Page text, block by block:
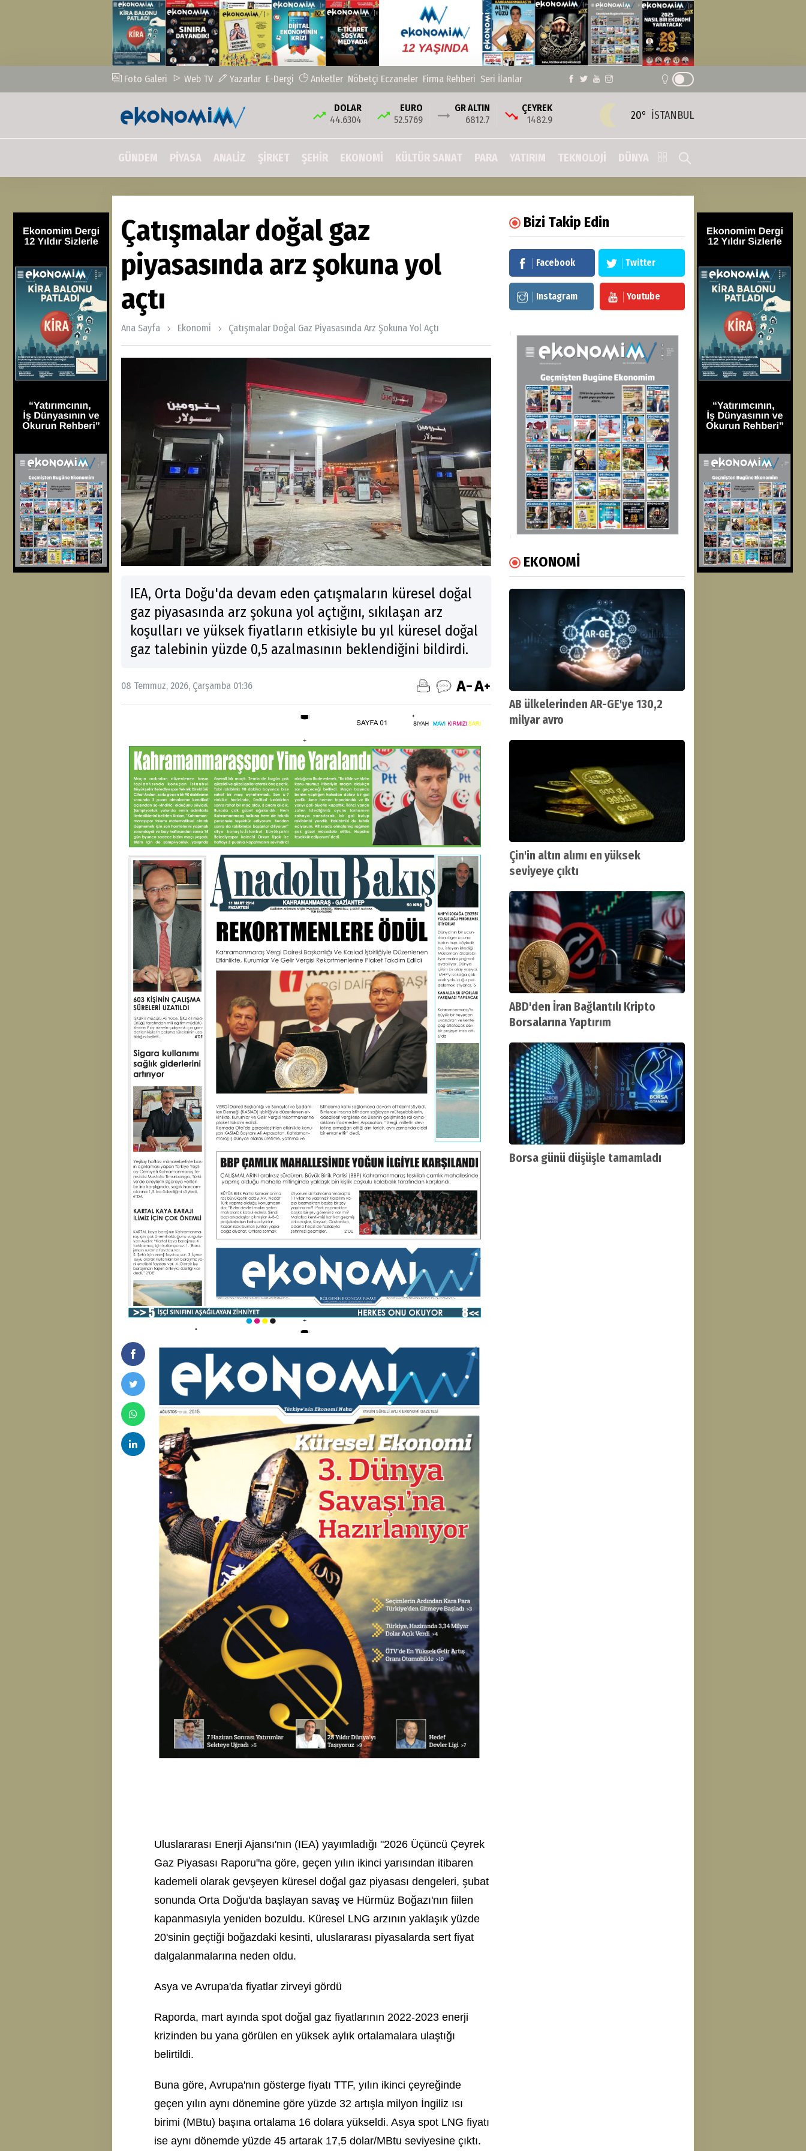
Foto Galeri Web TV Yazarlar E-Dergi Anketler Nöbetçi Eczaneler Firma Rehberi Seri İlanlar
DOLAR
44.6304
EURO
52.5769
GR ALTIN
6812.7
ÇEYREK
1482.9
20° İSTANBUL
GÜNDEM PİYASA ANALİZ ŞİRKET ŞEHIR EKONOMİ KÜLTÜR SANAT PARA YATIRIM TEKNOLOJİ DÜNYA
Çatışmalar doğal gaz
piyasasında arz şokuna yol
açtı
Ana Sayfa Ekonomi̇ Çatışmalar Doğal Gaz Piyasasında Arz Şokuna Yol Açtı
IEA, Orta Doğu'da devam eden çatışmaların küresel doğal
gaz piyasasında arz şokuna yol açtığını, sıkılaşan arz
koşulları ve yüksek fiyatların etkisiyle bu yıl küresel doğal
gaz talebinin yüzde 0,5 azalmasının beklendiğini bildirdi.
08 Temmuz, 2026, Çarşamba 01:36
Uluslararası Enerji Ajansı'nın (IEA) yayımladığı "2026 Üçüncü Çeyrek
Gaz Piyasası Raporu"na göre, geçen yılın ikinci yarısından itibaren
kademeli olarak gevşeyen küresel doğal gaz piyasası dengeleri, şubat
sonunda Orta Doğu'da başlayan savaş ve Hürmüz Boğazı'nın fiilen
kapanmasıyla yeniden bozuldu. Küresel LNG arzının yaklaşık yüzde
20'sinin geçtiği boğazdaki kesinti, uluslararası piyasalarda sert fiyat
dalgalanmalarına neden oldu.
Asya ve Avrupa'da fiyatlar zirveyi gördü
Raporda, mart ayında spot doğal gaz fiyatlarının 2022-2023 enerji
krizinden bu yana görülen en yüksek aylık ortalamalara ulaştığı
belirtildi.
Buna göre, Avrupa'nın gösterge fiyatı TTF, yılın ikinci çeyreğinde
geçen yılın aynı dönemine göre yüzde 32 artışla milyon İngiliz ısı
birimi (MBtu) başına ortalama 16 dolara yükseldi. Asya spot LNG fiyatı
ise aynı dönemde yüzde 45 artarak 17,5 dolar/MBtu seviyesine çıktı.
Bizi Takip Edin
Facebook Twitter
Instagram Youtube
EKONOMİ
AB ülkelerinden AR-GE'ye 130,2
milyar avro
Çin'in altın alımı en yüksek
seviyeye çıktı
ABD'den İran Bağlantılı Kripto
Borsalarına Yaptırım
Borsa günü düşüşle tamamladı